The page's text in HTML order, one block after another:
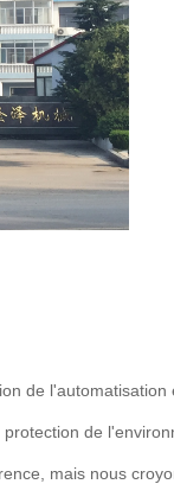
de l'automatisation
de
mais nous